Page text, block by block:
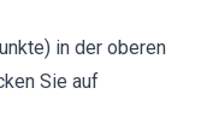
in der oberen
Sie auf